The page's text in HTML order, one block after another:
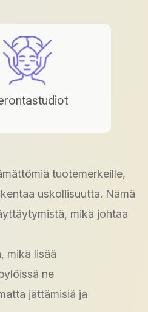
tuotemerkeille,
uskollisuutta. Nämä
mikä johtaa
mikä lisää
ne
jättämisiä ja